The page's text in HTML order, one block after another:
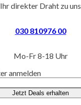
Ihr direkter Draht zu uns
030 810976 00
Mo-Fr 8-18 Uhr
anmelden
Jetzt Deals erhalten